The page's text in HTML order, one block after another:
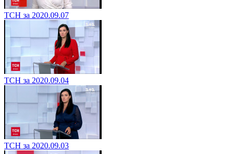
ТСН за 2020.09.07
ТСН за 2020.09.04
ТСН за 2020.09.03